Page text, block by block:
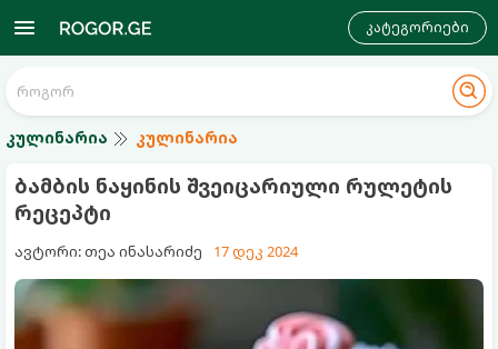
კატეგორიები
კულინარია კულინარია
ბამბის ნაყინის შვეიცარიული რულეტის
რეცეპტი
ავტორი: თეა ინასარიძე 17 დეკ 2024